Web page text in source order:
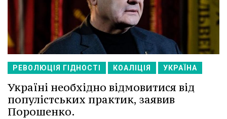
РЕВОЛЮЦІЯ ГІДНОСТІ КОАЛІЦІЯ УКРАЇНА
Україні необхідно відмовитися від
популістських практик, заявив
Порошенко.